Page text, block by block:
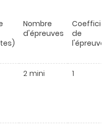
Nombre
d'épreuves
de
l'épreuve
2 mini 1